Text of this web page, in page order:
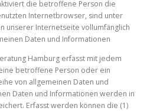
die betroffene Person die
Internetbrowser, sind unter
unserer Internetseite vollumfänglich
Daten und Informationen
Hamburg erfasst mit jedem
betroffene Person oder ein
von allgemeinen Daten und
Daten und Informationen werden in
Erfasst werden können die (1)